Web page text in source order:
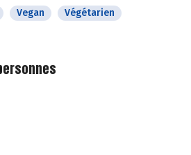
Vegan
Végétarien